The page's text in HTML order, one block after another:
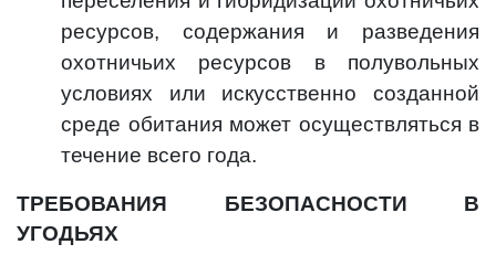
ресурсов, содержания и разведения
охотничьих ресурсов в полувольных
условиях или искусственно созданной
среде обитания может осуществляться в
течение всего года.
ТРЕБОВАНИЯ БЕЗОПАСНОСТИ В
УГОДЬЯХ